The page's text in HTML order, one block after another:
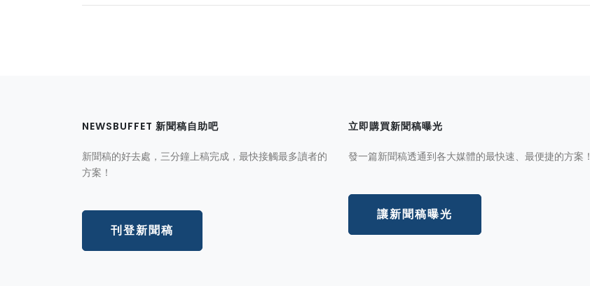
NEWSBUFFET 新聞稿自助吧
新聞稿的好去處，三分鐘上稿完成，最快接觸最多讀者的
方案！
刊登新聞稿
立即購買新聞稿曝光
發一篇新聞稿透通到各大媒體的最快速、最便捷的方案！
讓新聞稿曝光